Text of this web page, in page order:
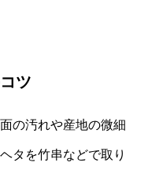
ツ
の汚れや産地の微細
タを竹串などで取り